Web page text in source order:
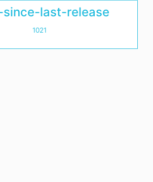
last-release
1021